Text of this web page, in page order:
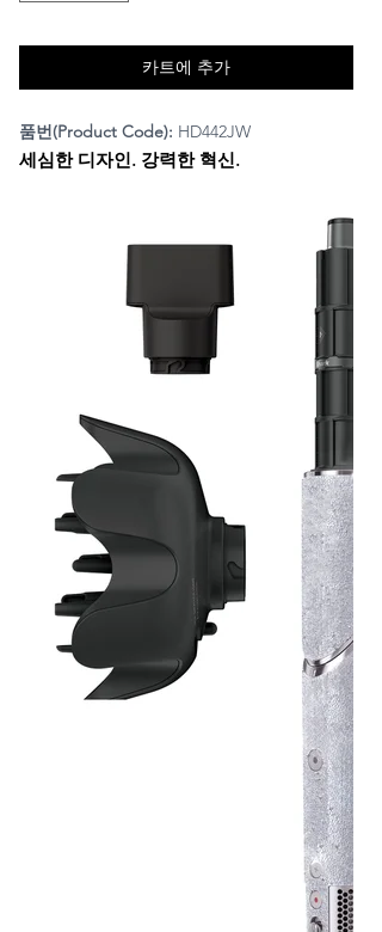
카트에 추가
품번(Product Code): HD442JW
세심한 디자인. 강력한 혁신.